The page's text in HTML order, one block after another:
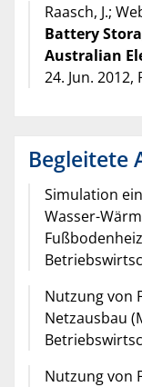
Raasch, J.;
Battery
Australian
24. Jun. 2012,
Begleitete
Simulation
Wasser-
Nutzung von
Netzausbau
Nutzung von